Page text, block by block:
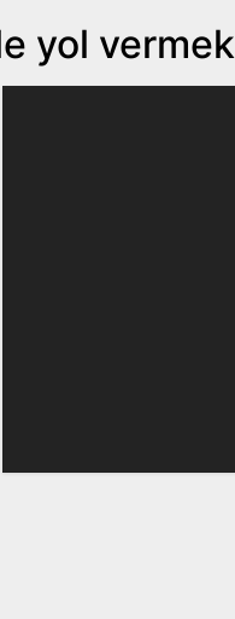
yol vermek